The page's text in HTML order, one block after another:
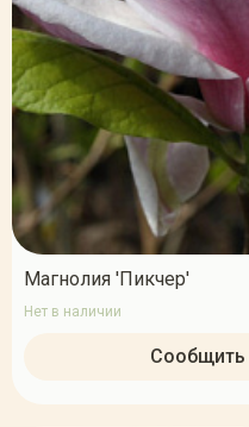
Магнолия 'Пикчер'
Нет в наличии
Сообщить